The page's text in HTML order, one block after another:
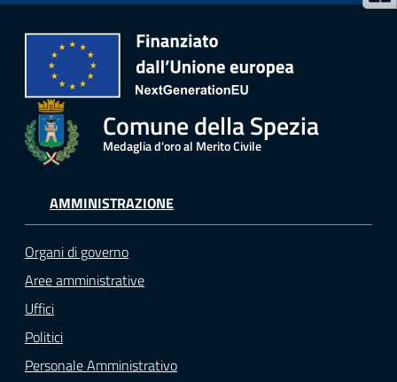
Comune della Spezia
Medaglia d'oro al Merito Civile
AMMINISTRAZIONE
Organi di governo
Aree amministrative
Uffici
Politici
Personale Amministrativo